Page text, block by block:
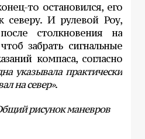
то остановился, его
И рулевой Роу,
столкновения на
забрать сигнальные
компаса, согласно
указывала практически
на север».
рисунок маневров